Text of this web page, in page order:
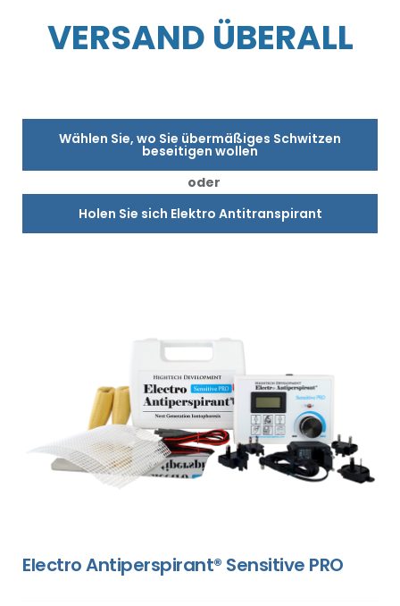
VERSAND ÜBERALL
Wählen Sie, wo Sie übermäßiges Schwitzen
beseitigen wollen
oder
Holen Sie sich Elektro Antitranspirant
Electro Antiperspirant® Sensitive PRO